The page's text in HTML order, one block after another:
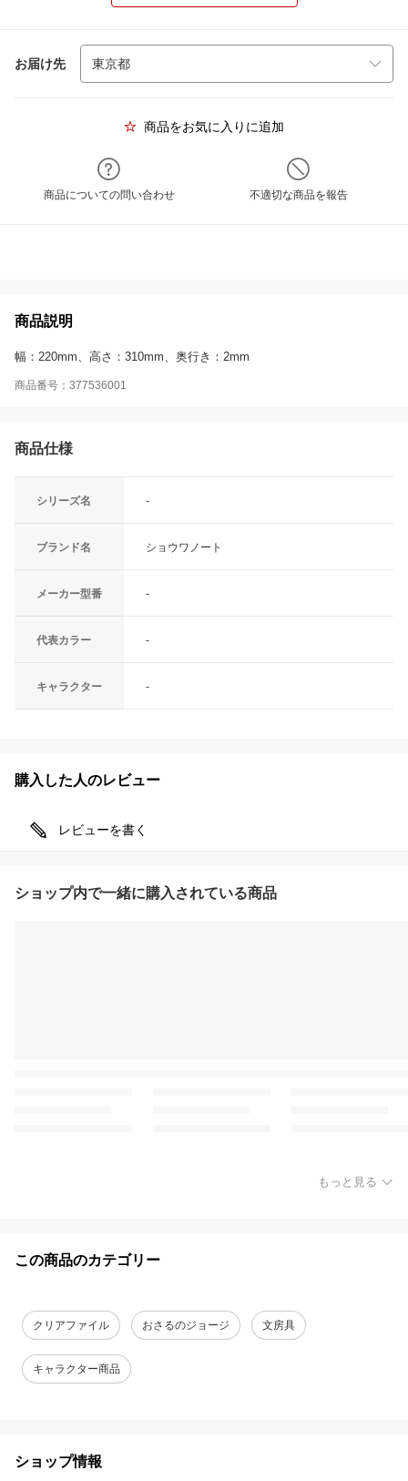
お届け先
商品をお気に入りに追加
商品についての問い合わせ 不適切な商品を報告
商品説明
幅：220mm、高さ：310mm、奥行き：2mm
商品番号：377536001
商品仕様
シリーズ名 -
ブランド名 ショウワノート
メーカー型番 -
代表カラー -
キャラクター -
購入した人のレビュー
レビューを書く
ショップ内で一緒に購入されている商品
もっと見る
この商品のカテゴリー
クリアファイル おさるのジョージ 文房具
キャラクター商品
ショップ情報